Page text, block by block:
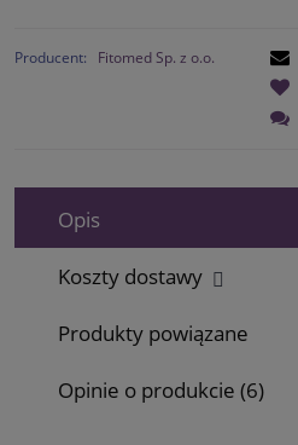
Producent: Fitomed Sp. z o.o.
Opis
Koszty dostawy
Produkty powiązane
Opinie o produkcie (6)